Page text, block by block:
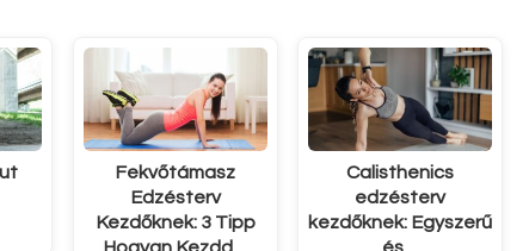
Fekvőtámasz
Edzésterv
Kezdőknek: 3 Tipp
Calisthenics
edzésterv
kezdőknek: Egyszerű